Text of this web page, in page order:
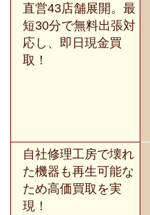
直営43店舗展開。最
短30分で無料出張対
応し、即日現金買
取！
自社修理工房で壊れ
た機器も再生可能な
ため高価買取を実
現！